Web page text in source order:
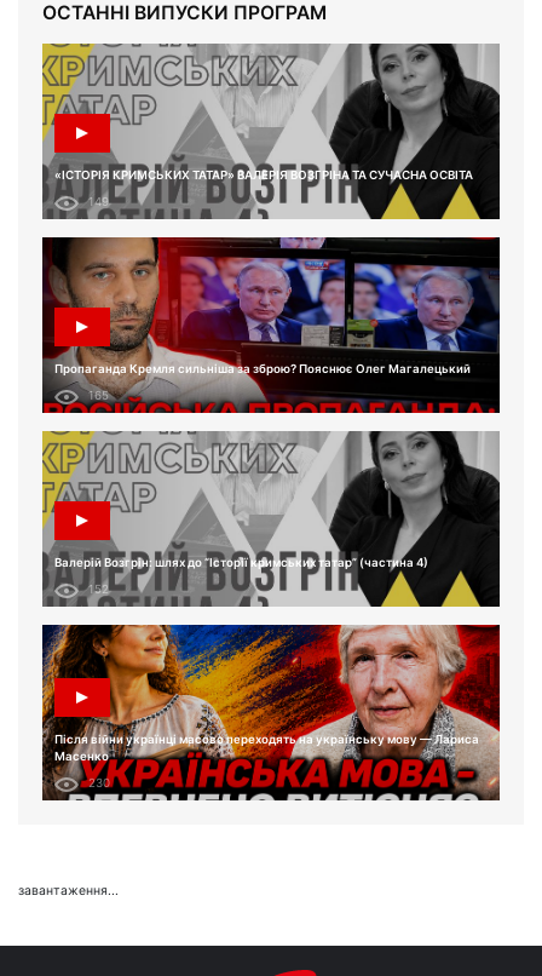
ОСТАННІ ВИПУСКИ ПРОГРАМ
«ІСТОРІЯ КРИМСЬКИХ ТАТАР» ВАЛЕРІЯ ВОЗГРІНА ТА СУЧАСНА ОСВІТА
149
Пропаганда Кремля сильніша за зброю? Пояснює Олег Магалецький
165
Валерій Возгрін: шлях до “Історії кримських татар” (частина 4)
152
Після війни українці масово переходять на українську мову — Лариса
Масенко
230
завантаження...